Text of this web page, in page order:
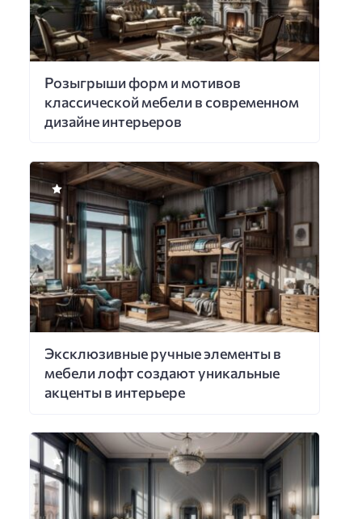
Розыгрыши форм и мотивов
классической мебели в современном
дизайне интерьеров
Эксклюзивные ручные элементы в
мебели лофт создают уникальные
акценты в интерьере